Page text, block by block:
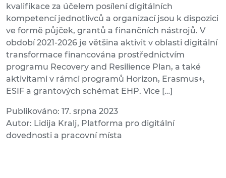
kvalifikace za účelem posílení digitálních
kompetencí jednotlivců a organizací jsou k dispozici
ve formě půjček, grantů a finančních nástrojů. V
období 2021-2026 je většina aktivit v oblasti digitální
transformace financována prostřednictvím
programu Recovery and Resilience Plan, a také
aktivitami v rámci programů Horizon, Erasmus+,
ESIF a grantových schémat EHP. Více […]
Publikováno: 17. srpna 2023
Autor: Lidija Kralj, Platforma pro digitální
dovednosti a pracovní místa